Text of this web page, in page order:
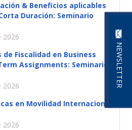
NEWSLETTER
& Beneficios aplicables
Duración: Seminario
2026
Fiscalidad en Business
Assignments: Seminario
2026
en Movilidad Internacional
2026